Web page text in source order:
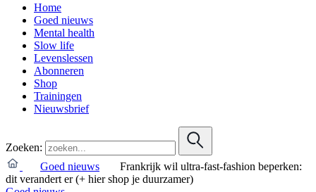
Home
Goed nieuws
Mental health
Slow life
Levenslessen
Abonneren
Shop
Trainingen
Nieuwsbrief
Zoeken:
Goed nieuws
Frankrijk wil ultra-fast-fashion beperken:
dit verandert er (+ hier shop je duurzamer)